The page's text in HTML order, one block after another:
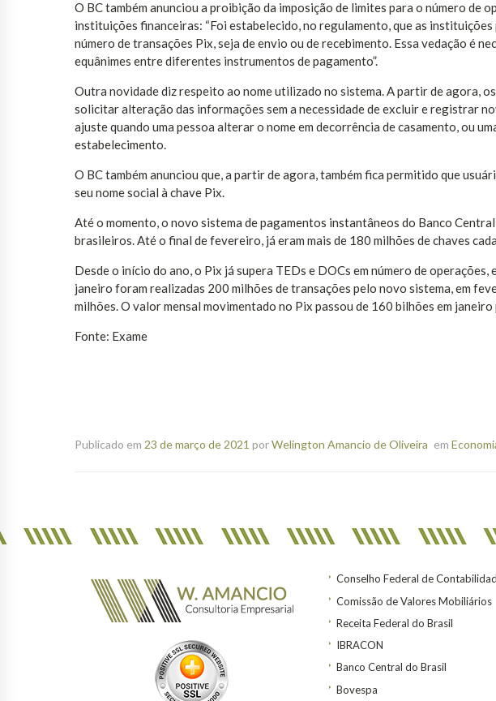
O BC também anunciou a proibição da imposição de limites para o número de
instituições financeiras: “Foi estabelecido, no regulamento, que as
número de transações Pix, seja de envio ou de recebimento. Essa vedação é
equânimes entre diferentes instrumentos de pagamento”.
Outra novidade diz respeito ao nome utilizado no sistema. A partir de agora,
solicitar alteração das informações sem a necessidade de excluir e registrar
ajuste quando uma pessoa alterar o nome em decorrência de casamento, ou
estabelecimento.
O BC também anunciou que, a partir de agora, também fica permitido que
seu nome social à chave Pix.
Até o momento, o novo sistema de pagamentos instantâneos do Banco
brasileiros. Até o final de fevereiro, já eram mais de 180 milhões de chaves
Desde o início do ano, o Pix já supera TEDs e DOCs em número de
janeiro foram realizadas 200 milhões de transações pelo novo sistema, em
milhões. O valor mensal movimentado no Pix passou de 160 bilhões em
Fonte: Exame
Publicado em 23 de março de 2021 porWelington Amancio de Oliveira em
Conselho Federal de
Comissão de Valores Mobiliários
Receita Federal do Brasil
IBRACON
Banco Central do Brasil
Bovespa